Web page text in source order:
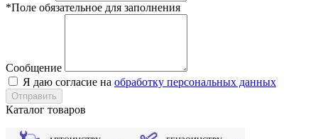
*Поле обязательное для заполнения
Сообщение
Я даю согласие на обработку персональных данных
Каталог товаров